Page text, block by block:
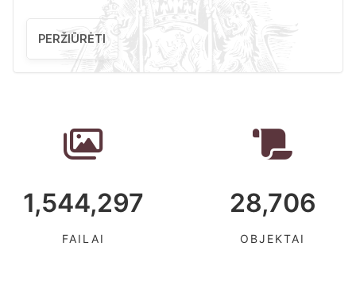
PERŽIŪRĖTI
1,544,297
FAILAI
28,706
OBJEKTAI